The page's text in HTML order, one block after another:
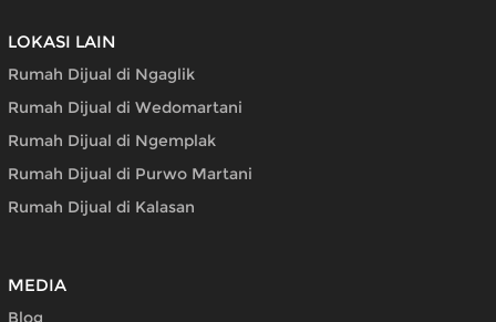
LOKASI LAIN
Rumah Dijual di Ngaglik
Rumah Dijual di Wedomartani
Rumah Dijual di Ngemplak
Rumah Dijual di Purwo Martani
Rumah Dijual di Kalasan
MEDIA
Blog